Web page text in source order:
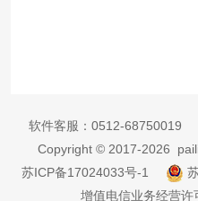
软件客服： 0512-68750019
Copyright © 2017-2026
苏ICP备17024033号-1
增值电信业务经营